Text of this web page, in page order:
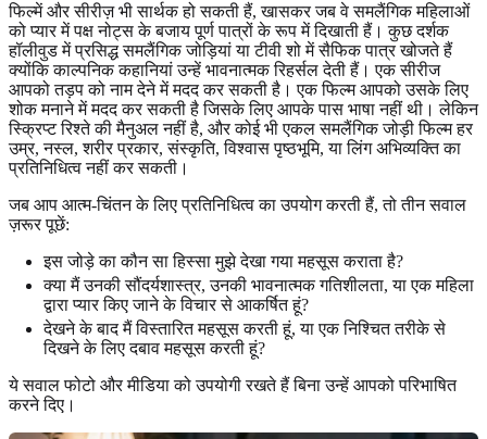
फिल्में और सीरीज़ भी सार्थक हो सकती हैं, खासकर जब वे समलैंगिक महिलाओं
को प्यार में पक्ष नोट्स के बजाय पूर्ण पात्रों के रूप में दिखाती हैं। कुछ दर्शक
हॉलीवुड में प्रसिद्ध समलैंगिक जोड़ियां या टीवी शो में सैफिक पात्र खोजते हैं
क्योंकि काल्पनिक कहानियां उन्हें भावनात्मक रिहर्सल देती हैं। एक सीरीज
आपको तड़प को नाम देने में मदद कर सकती है। एक फिल्म आपको उसके लिए
शोक मनाने में मदद कर सकती है जिसके लिए आपके पास भाषा नहीं थी। लेकिन
स्क्रिप्ट रिश्ते की मैनुअल नहीं है, और कोई भी एकल समलैंगिक जोड़ी फिल्म हर
उम्र, नस्ल, शरीर प्रकार, संस्कृति, विश्वास पृष्ठभूमि, या लिंग अभिव्यक्ति का
प्रतिनिधित्व नहीं कर सकती।
जब आप आत्म-चिंतन के लिए प्रतिनिधित्व का उपयोग करती हैं, तो तीन सवाल
ज़रूर पूछें:
इस जोड़े का कौन सा हिस्सा मुझे देखा गया महसूस कराता है?
क्या मैं उनकी सौंदर्यशास्त्र, उनकी भावनात्मक गतिशीलता, या एक महिला
द्वारा प्यार किए जाने के विचार से आकर्षित हूं?
देखने के बाद मैं विस्तारित महसूस करती हूं, या एक निश्चित तरीके से
दिखने के लिए दबाव महसूस करती हूं?
ये सवाल फोटो और मीडिया को उपयोगी रखते हैं बिना उन्हें आपको परिभाषित
करने दिए।